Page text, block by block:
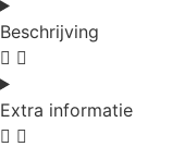
Beschrijving
Extra informatie